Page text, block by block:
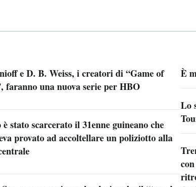
e D. B. Weiss, i creatori di “Game of
faranno una nuova serie per HBO
stato scarcerato il 31enne guineano che
provato ad accoltellare un poliziotto alla
È
Lo